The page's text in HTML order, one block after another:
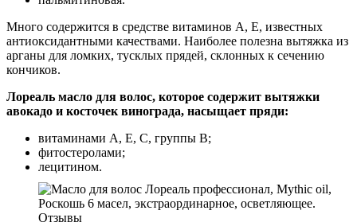
Много содержится в средстве витаминов А, Е, известных
антиоксидантными качествами. Наиболее полезна вытяжка из
арганы для ломких, тусклых прядей, склонных к сечению
кончиков.
Лореаль масло для волос, которое содержит вытяжки
авокадо и косточек винограда, насыщает пряди:
витаминами A, E, C, группы В;
фитостеролами;
лецитином.